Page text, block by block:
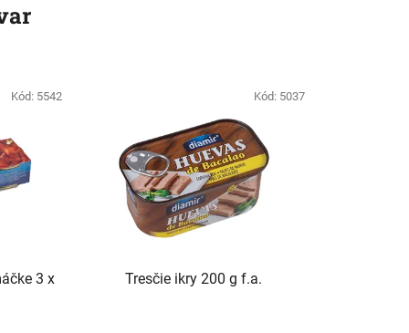
3 x
Kód: 5542
Tresčie ikry 200 g f.a.
Kód: 5037